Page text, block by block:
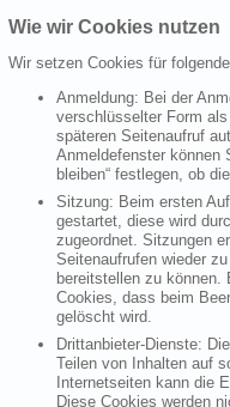
Wie wir Cookies nutzen
Wir setzen Cookies für
Anmeldung: Bei der
verschlüsselter Form
späteren Seitenaufruf
Anmeldefenster können
bleiben“ festlegen, ob
Sitzung: Beim ersten
gestartet, diese wird
zugeordnet. Sitzungen
Seitenaufrufen wieder
bereitstellen zu können.
Cookies, dass beim
gelöscht wird.
Drittanbieter-Dienste:
Teilen von Inhalten auf
Internetseiten kann die
Diese Cookies werden